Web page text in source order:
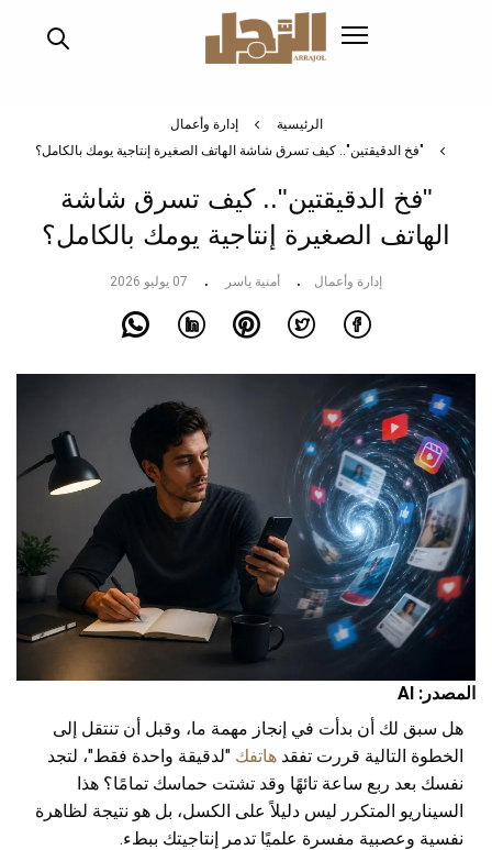
الرئيسية
إدارة وأعمال
"فخ الدقيقتين".. كيف تسرق شاشة الهاتف الصغيرة إنتاجية يومك بالكامل؟
"فخ الدقيقتين".. كيف تسرق شاشة
الهاتف الصغيرة إنتاجية يومك بالكامل؟
إدارة وأعمال أمنية ياسر 07 يوليو 2026
المصدر: AI
هل سبق لك أن بدأت في إنجاز مهمة ما، وقبل أن تنتقل إلى
الخطوة التالية قررت تفقد هاتفك "لدقيقة واحدة فقط"، لتجد
نفسك بعد ربع ساعة تائهًا وقد تشتت حماسك تمامًا؟ هذا
السيناريو المتكرر ليس دليلاً على الكسل، بل هو نتيجة لظاهرة
نفسية وعصبية مفسرة علميًا تدمر إنتاجيتك ببطء.